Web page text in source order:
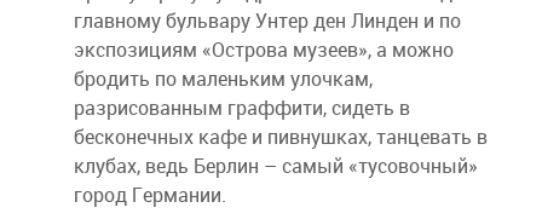
Ночлег в отеле (ВКЛЮЧЕНО).
главному бульвару Унтер ден Линден и по
экспозициям «Острова музеев», а можно
бродить по маленьким улочкам,
разрисованным граффити, сидеть в
бесконечных кафе и пивнушках, танцевать в
клубах, ведь Берлин – самый «тусовочный»
город Германии.